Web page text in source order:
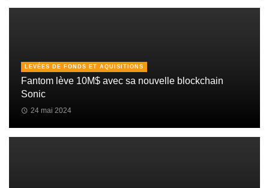
LEVÉES DE FONDS ET AQUISITIONS
Fantom lève 10M$ avec sa nouvelle blockchain
Sonic
24 mai 2024